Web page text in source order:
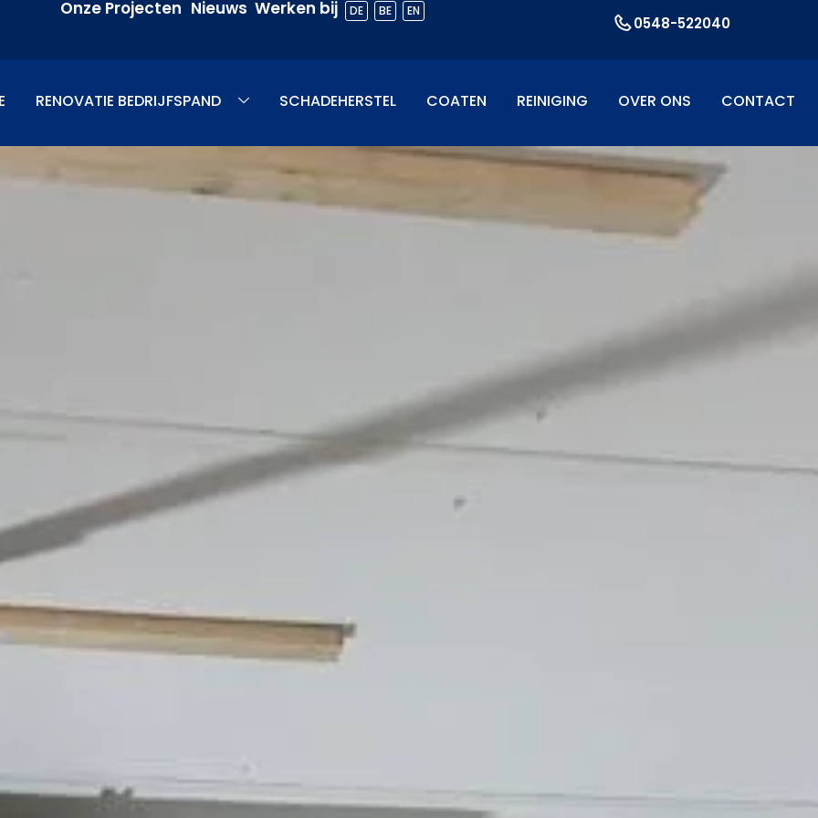
Onze Projecten Nieuws Werken bij DE BE EN
0548-522040
RENOVATIE BEDRIJFSPAND SCHADEHERSTEL COATEN REINIGING OVER ONS CONTACT